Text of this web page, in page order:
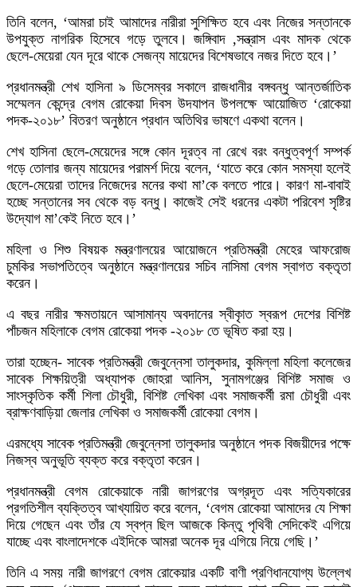
তিনি বলেন, ‘আমরা চাই আমাদের নারীরা সুশিক্ষিত হবে এবং নিজের সন্তানকে
উপযুক্ত নাগরিক হিসেবে গড়ে তুলবে। জঙ্গিবাদ ,সন্ত্রাস এবং মাদক থেকে
ছেলে-মেয়েরা যেন দূরে থাকে সেজন্য মায়েদের বিশেষভাবে নজর দিতে হবে।’
প্রধানমন্ত্রী শেখ হাসিনা ৯ ডিসেম্বর সকালে রাজধানীর বঙ্গবন্ধু আন্তর্জাতিক
সম্মেলন কেন্দ্রে বেগম রোকেয়া দিবস উদযাপন উপলক্ষে আয়োজিত ‘রোকেয়া
পদক-২০১৮’ বিতরণ অনুষ্ঠানে প্রধান অতিথির ভাষণে একথা বলেন।
শেখ হাসিনা ছেলে-মেয়েদের সঙ্গে কোন দূরত্ব না রেখে বরং বন্ধুত্বপূর্ণ সম্পর্ক
গড়ে তোলার জন্য মায়েদের পরামর্শ দিয়ে বলেন, ‘যাতে করে কোন সমস্যা হলেই
ছেলে-মেয়েরা তাদের নিজেদের মনের কথা মা’কে বলতে পারে। কারণ মা-বাবাই
হচ্ছে সন্তানের সব থেকে বড় বন্ধু। কাজেই সেই ধরনের একটা পরিবেশ সৃষ্টির
উদ্যোগ মা’কেই নিতে হবে।’
মহিলা ও শিশু বিষয়ক মন্ত্রণালয়ের আয়োজনে প্রতিমন্ত্রী মেহের আফরোজ
চুমকির সভাপতিত্বে অনুষ্ঠানে মন্ত্রণালয়ের সচিব নাসিমা বেগম স্বাগত বক্তৃতা
করেন।
এ বছর নারীর ক্ষমতায়নে আসামান্য অবদানের স্বীকৃাত স্বরূপ দেশের বিশিষ্ট
পাঁচজন মহিলাকে বেগম রোকেয়া পদক -২০১৮ তে ভূষিত করা হয়।
তারা হচ্ছেন- সাবেক প্রতিমন্ত্রী জেবুন্নেসা তালুকদার, কুমিল্লা মহিলা কলেজের
সাবেক শিক্ষয়িত্রী অধ্যাপক জোহরা আনিস, সুনামগঞ্জের বিশিষ্ট সমাজ ও
সাংস্কৃতিক কর্মী শিলা চৌধুরী, বিশিষ্ট লেখিকা এবং সমাজকর্মী রমা চৌধুরী এবং
ব্রাক্ষণবাড়িয়া জেলার লেখিকা ও সমাজকর্মী রোকেয়া বেগম।
এরমধ্যে সাবেক প্রতিমন্ত্রী জেবুন্নেসা তালুকদার অনুষ্ঠানে পদক বিজয়ীদের পক্ষে
নিজস্ব অনুভূতি ব্যক্ত করে বক্তৃতা করেন।
প্রধানমন্ত্রী বেগম রোকেয়াকে নারী জাগরণের অগ্রদূত এবং সত্যিকারের
প্রগতিশীল ব্যক্তিত্ব আখ্যায়িত করে বলেন, ‘বেগম রোকেয়া আমাদের যে শিক্ষা
দিয়ে গেছেন এবং তাঁর যে স্বপ্ন ছিল আজকে কিন্তু পৃথিবী সেদিকেই এগিয়ে
যাচ্ছে এবং বাংলাদেশকে এইদিকে আমরা অনেক দূর এগিয়ে নিয়ে গেছি।’
তিনি এ সময় নারী জাগরণে বেগম রোকেয়ার একটি বাণী প্রণিধানযোগ্য উল্লেখ